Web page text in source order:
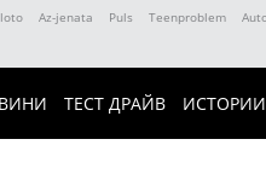
Az-jenata Puls Teenproblem
ТЕСТ ДРАЙВ ИСТОРИИ